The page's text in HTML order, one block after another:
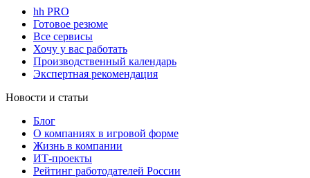
hh PRO
Готовое резюме
Все сервисы
Хочу у вас работать
Производственный календарь
Экспертная рекомендация
Новости и статьи
Блог
О компаниях в игровой форме
Жизнь в компании
ИТ-проекты
Рейтинг работодателей России